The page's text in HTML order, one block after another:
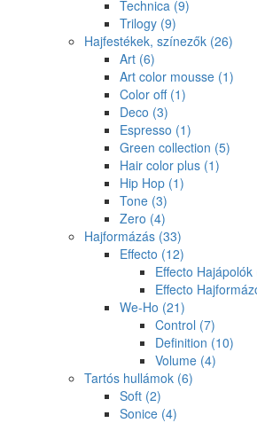
Technica (9)
Trilogy (9)
Hajfestékek, színezők (26)
Art (6)
Art color mousse (1)
Color off (1)
Deco (3)
Espresso (1)
Green collection (5)
Hair color plus (1)
Hip Hop (1)
Tone (3)
Zero (4)
Hajformázás (33)
Effecto (12)
Effecto Hajápolók
Effecto
We-Ho (21)
Control (7)
Definition (10)
Volume (4)
Tartós hullámok (6)
Soft (2)
Sonice (4)